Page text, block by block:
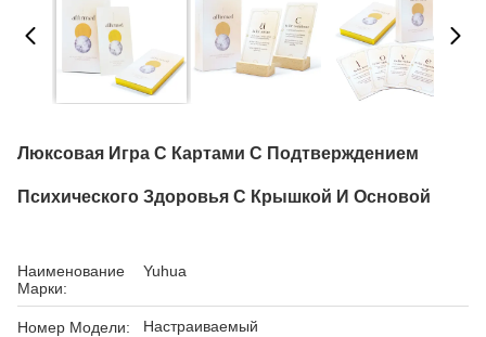
Люксовая Игра С Картами С Подтверждением
Психического Здоровья С Крышкой И Основой
Наименование
Марки:
Yuhua
Номер Модели: Настраиваемый